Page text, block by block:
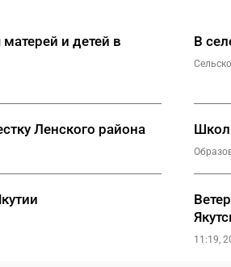
и детей в
В
Ленского района
11:19,